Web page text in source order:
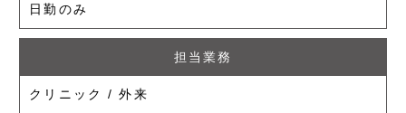
日勤のみ
担当業務
クリニック / 外来